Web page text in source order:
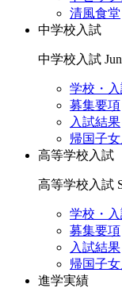
清風食堂
中学校入試
中学校入試
学校・
募集要項
入試結果
帰国子
高等学校入試
高等学校入試
学校・
募集要項
入試結果
帰国子
進学実績